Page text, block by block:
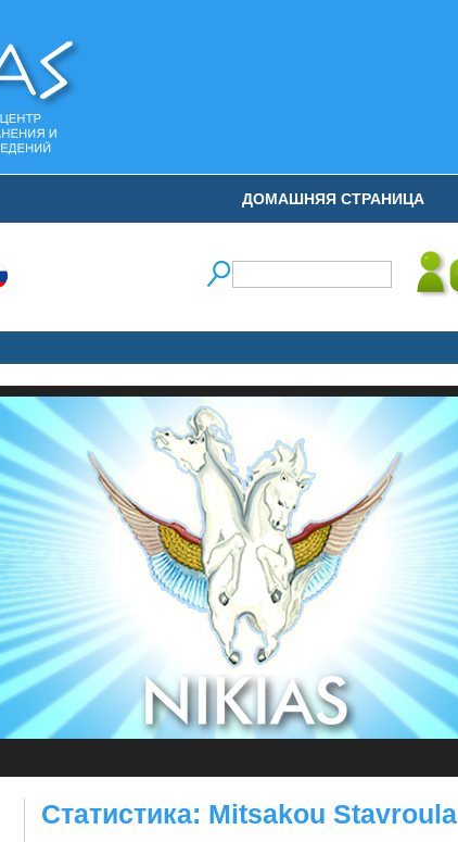
ДОМАШНЯЯ СТРАНИЦА
Статистика: Mitsakou Stavroula